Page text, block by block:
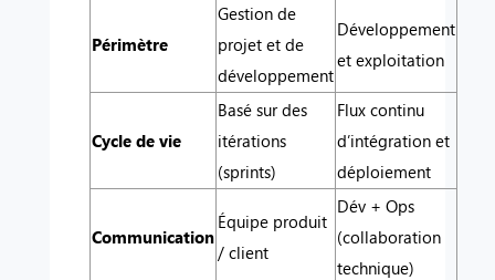
Périmètre
Gestion de
projet et de
développement
Développement
et exploitation
Cycle de vie
Basé sur des
itérations
(sprints)
Flux continu
d’intégration et
déploiement
Communication
Équipe produit
/ client
Dév + Ops
(collaboration
technique)